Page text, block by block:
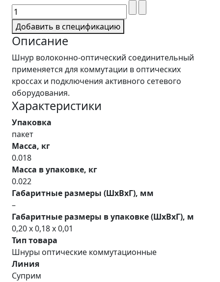
Добавить в спецификацию
Описание
Шнур волоконно-оптический соединительный
применяется для коммутации в оптических
кроссах и подключения активного сетевого
оборудования.
Характеристики
Упаковка
пакет
Масса, кг
0.018
Масса в упаковке, кг
0.022
Габаритные размеры (ШхВхГ), мм
–
Габаритные размеры в упаковке (ШхВхГ), м
0,20 x 0,18 x 0,01
Тип товара
Шнуры оптические коммутационные
Линия
Суприм